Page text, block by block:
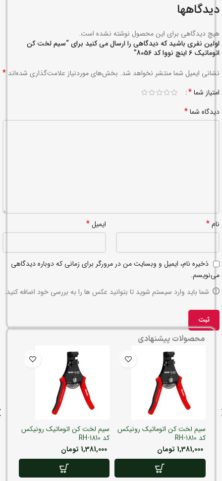
دیدگاهها
هیچ دیدگاهی برای این محصول نوشته نشده است.
اولین نفری باشید که دیدگاهی را ارسال می کنید برای “سیم لخت کن
اتوماتیک 6 اینچ نووا کد 8056”
نشانی ایمیل شما منتشر نخواهد شد. بخش‌های موردنیاز علامت‌گذاری شده‌اند *
امتیاز شما*
دیدگاه شما*
نام* ایمیل*
ذخیره نام، ایمیل و وبسایت من در مرورگر برای زمانی که دوباره دیدگاهی
می‌نویسم.
شما باید وارد سیستم شوید تا بتوانید عکس ها را به بررسی خود اضافه کنید.
محصولات پیشنهادی
سیم لخت کن اتوماتیک رونیکس
کد RH-1810
1,381,000 تومان
سیم لخت کن اتوماتیک رونیکس
کد RH-1810
1,381,000 تومان